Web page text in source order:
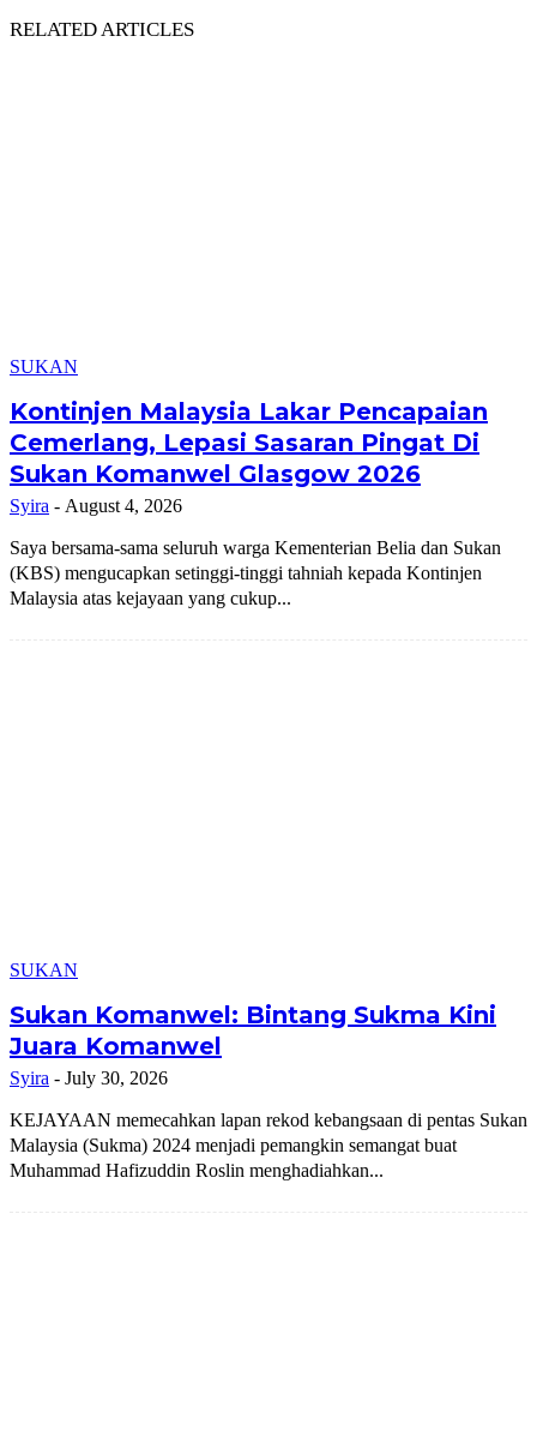
RELATED ARTICLES
SUKAN
Kontinjen Malaysia Lakar Pencapaian
Cemerlang, Lepasi Sasaran Pingat Di
Sukan Komanwel Glasgow 2026
Syira - August 4, 2026
Saya bersama-sama seluruh warga Kementerian Belia dan Sukan
(KBS) mengucapkan setinggi-tinggi tahniah kepada Kontinjen
Malaysia atas kejayaan yang cukup...
SUKAN
Sukan Komanwel: Bintang Sukma Kini
Juara Komanwel
Syira - July 30, 2026
KEJAYAAN memecahkan lapan rekod kebangsaan di pentas Sukan
Malaysia (Sukma) 2024 menjadi pemangkin semangat buat
Muhammad Hafizuddin Roslin menghadiahkan...